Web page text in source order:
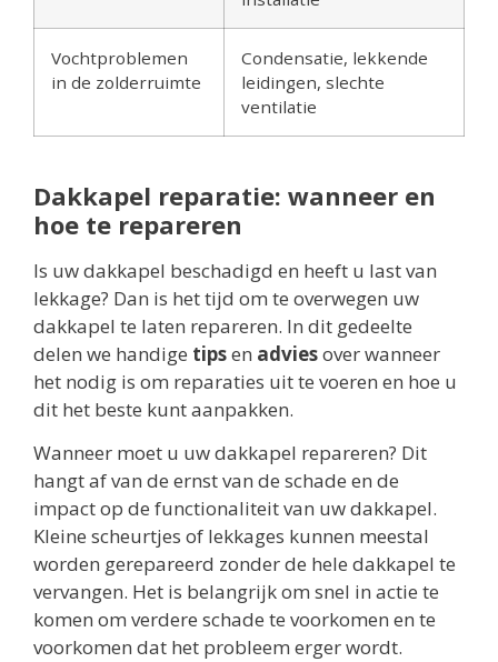
Vochtproblemen
in de zolderruimte
Condensatie, lekkende
leidingen, slechte
ventilatie
Dakkapel reparatie: wanneer en
hoe te repareren
Is uw dakkapel beschadigd en heeft u last van
lekkage? Dan is het tijd om te overwegen uw
dakkapel te laten repareren. In dit gedeelte
delen we handige tipsen adviesover wanneer
het nodig is om reparaties uit te voeren en hoe u
dit het beste kunt aanpakken.
Wanneer moet u uw dakkapel repareren? Dit
hangt af van de ernst van de schade en de
impact op de functionaliteit van uw dakkapel.
Kleine scheurtjes of lekkages kunnen meestal
worden gerepareerd zonder de hele dakkapel te
vervangen. Het is belangrijk om snel in actie te
komen om verdere schade te voorkomen en te
voorkomen dat het probleem erger wordt.